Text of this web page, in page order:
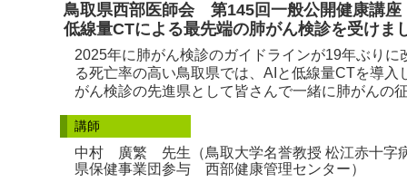
鳥取県西部医師会 第145回一般公開健康講
低線量CTによる最先端の肺がん検診を受けま
2025年に肺がん検診のガイドラインが19年ぶり
る死亡率の高い鳥取県では、AIと低線量CTを導
がん検診の先進県として皆さんで一緒に肺がんの
講師
中村 廣繁 先生（鳥取大学名誉教授 松江赤十字
県保健事業団参与 西部健康管理センター）